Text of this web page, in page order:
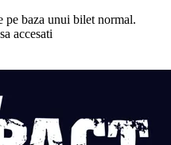
pe baza unui bilet normal.
accesati